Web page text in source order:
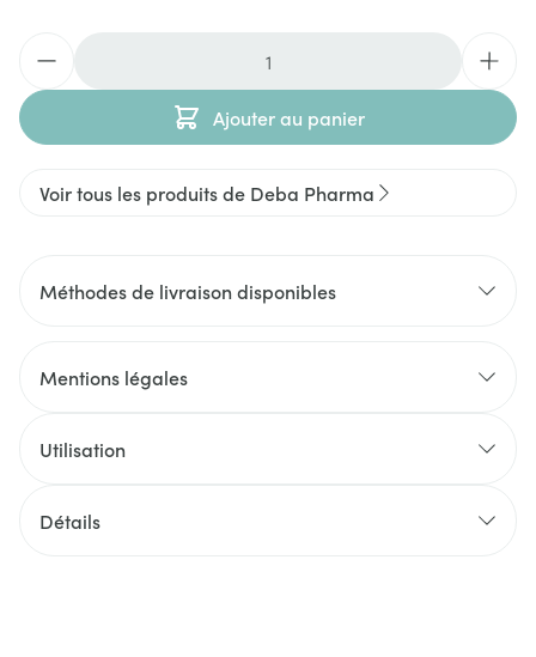
Ajouter au panier
Voir tous les produits de Deba Pharma
Méthodes de livraison disponibles
Mentions légales
Utilisation
Détails